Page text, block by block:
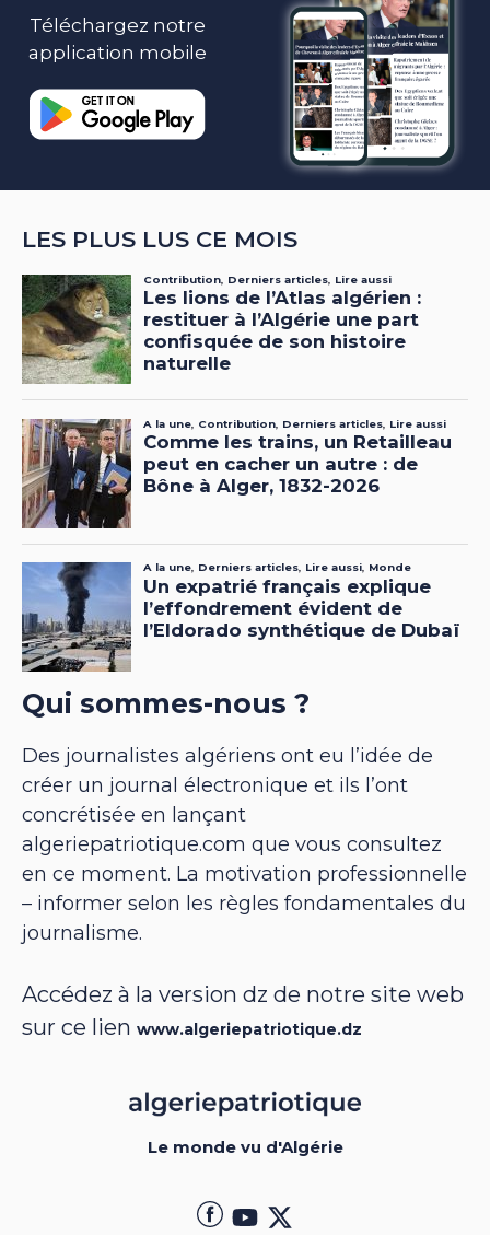
Téléchargez notre
application mobile
LES PLUS LUS CE MOIS
Qui sommes-nous ?
Des journalistes algériens ont eu l’idée de
créer un journal électronique et ils l’ont
concrétisée en lançant
algeriepatriotique.com que vous consultez
en ce moment. La motivation professionnelle
– informer selon les règles fondamentales du
journalisme.
Accédez à la version dz de notre site web
sur ce lien www.algeriepatriotique.dz
Le monde vu d'Algérie